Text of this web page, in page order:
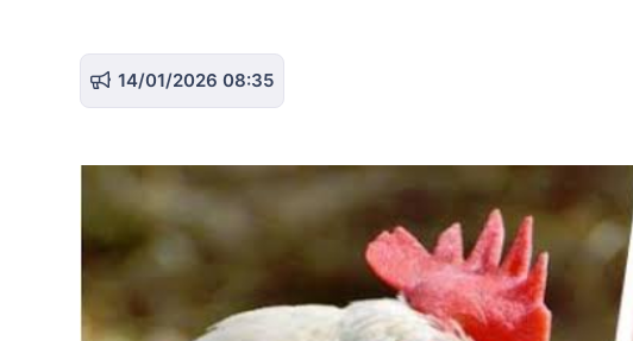
14/01/2026 08:35